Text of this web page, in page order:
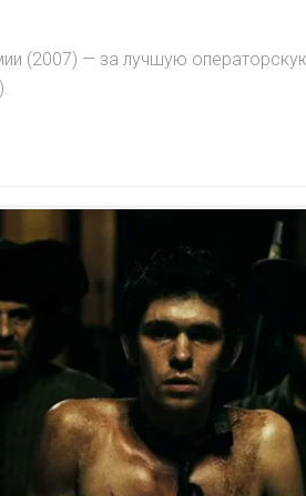
(2007) — за лучшую